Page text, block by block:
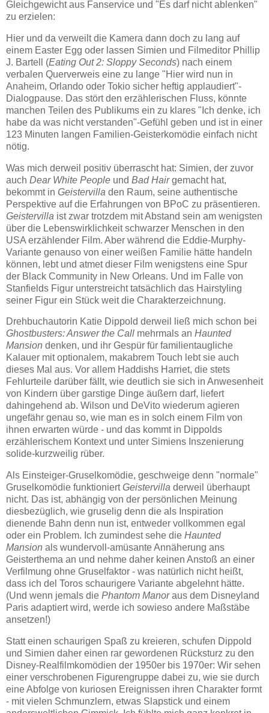
Gleichgewicht aus Fanservice und "Es darf nicht ablenken"
zu erzielen:
Hier und da verweilt die Kamera dann doch zu lang auf
einem Easter Egg oder lassen Simien und Filmeditor Phillip
J. Bartell (Eating Out 2: Sloppy Seconds) nach einem
verbalen Querverweis eine zu lange "Hier wird nun in
Anaheim, Orlando oder Tokio sicher heftig applaudiert"-
Dialogpause. Das stört den erzählerischen Fluss, könnte
manchen Teilen des Publikums ein zu klares "Ich denke, ich
habe da was nicht verstanden"-Gefühl geben und ist in einer
123 Minuten langen Familien-Geisterkomödie einfach nicht
nötig.
Was mich derweil positiv überrascht hat: Simien, der zuvor
auch Dear White People und Bad Hairgemacht hat,
bekommt in Geistervilla den Raum, seine authentische
Perspektive auf die Erfahrungen von BPoC zu präsentieren.
Geistervilla ist zwar trotzdem mit Abstand sein am wenigsten
über die Lebenswirklichkeit schwarzer Menschen in den
USA erzählender Film. Aber während die Eddie-Murphy-
Variante genauso von einer weißen Familie hätte handeln
können, lebt und atmet dieser Film wenigstens eine Spur
der Black Community in New Orleans. Und im Falle von
Stanfields Figur unterstreicht tatsächlich das Hairstyling
seiner Figur ein Stück weit die Charakterzeichnung.
Drehbuchautorin Katie Dippold derweil ließ mich schon bei
Ghostbusters: Answer the Call mehrmals an Haunted
Mansion denken, und ihr Gespür für familientaugliche
Kalauer mit optionalem, makabrem Touch lebt sie auch
dieses Mal aus. Vor allem Haddishs Harriet, die stets
Fehlurteile darüber fällt, wie deutlich sie sich in Anwesenheit
von Kindern über garstige Dinge äußern darf, liefert
dahingehend ab. Wilson und DeVito wiederum agieren
ungefähr genau so, wie man es in solch einem Film von
ihnen erwarten würde - und das kommt in Dippolds
erzählerischem Kontext und unter Simiens Inszenierung
solide-kurzweilig rüber.
Als Einsteiger-Gruselkomödie, geschweige denn "normale"
Gruselkomödie funktioniertGeistervilla derweil überhaupt
nicht. Das ist, abhängig von der persönlichen Meinung
diesbezüglich, wie gruselig denn die als Inspiration
dienende Bahn denn nun ist, entweder vollkommen egal
oder ein Problem. Ich zumindest sehe die Haunted
Mansion als wundervoll-amüsante Annäherung ans
Geisterthema an und nehme daher keinen Anstoß an einer
Verfilmung ohne Gruselfaktor - was natürlich nicht heißt,
dass ich del Toros schaurigere Variante abgelehnt hätte.
(Und wenn jemals die Phantom Manoraus dem Disneyland
Paris adaptiert wird, werde ich sowieso andere Maßstäbe
ansetzen!)
Statt einen schaurigen Spaß zu kreieren, schufen Dippold
und Simien daher einen rar gewordenen Rücksturz zu den
Disney-Realfilmkomödien der 1950er bis 1970er: Wir sehen
einer verschrobenen Figurengruppe dabei zu, wie sie durch
eine Abfolge von kuriosen Ereignissen ihren Charakter formt
- mit vielen Schmunzlern, etwas Slapstick und einem